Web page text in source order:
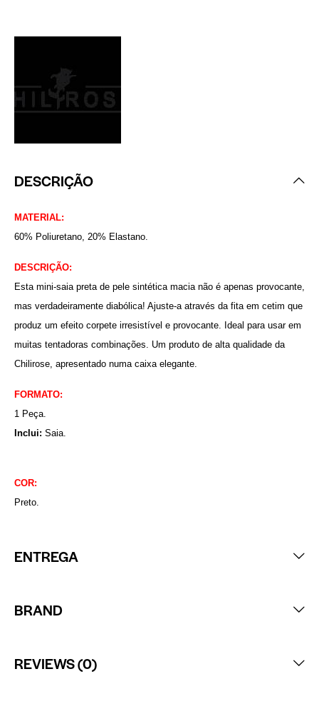
DESCRIÇÃO
MATERIAL:
60% Poliuretano, 20% Elastano.
DESCRIÇÃO:
Esta mini-saia preta de pele sintética macia não é apenas provocante,
mas verdadeiramente diabólica! Ajuste-a através da fita em cetim que
produz um efeito corpete irresistível e provocante. Ideal para usar em
muitas tentadoras combinações. Um produto de alta qualidade da
Chilirose, apresentado numa caixa elegante.
FORMATO:
1 Peça.
Inclui: Saia.
COR:
Preto.
ENTREGA
BRAND
REVIEWS (0)